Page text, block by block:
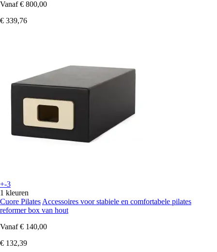
Vanaf € 800,00
€ 339,76
+-3
1 kleuren
Cuore Pilates Accessoires voor stabiele en comfortabele pilates
reformer box van hout
Vanaf € 140,00
€ 132,39